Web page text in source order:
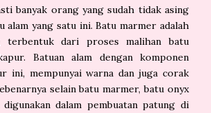
banyak orang yang sudah tidak asing
alam yang satu ini. Batu marmer adalah
terbentuk dari proses malihan batu
Batuan alam dengan komponen
ini, mempunyai warna dan juga corak
selain batu marmer, batu onyx
dalam pembuatan patung di